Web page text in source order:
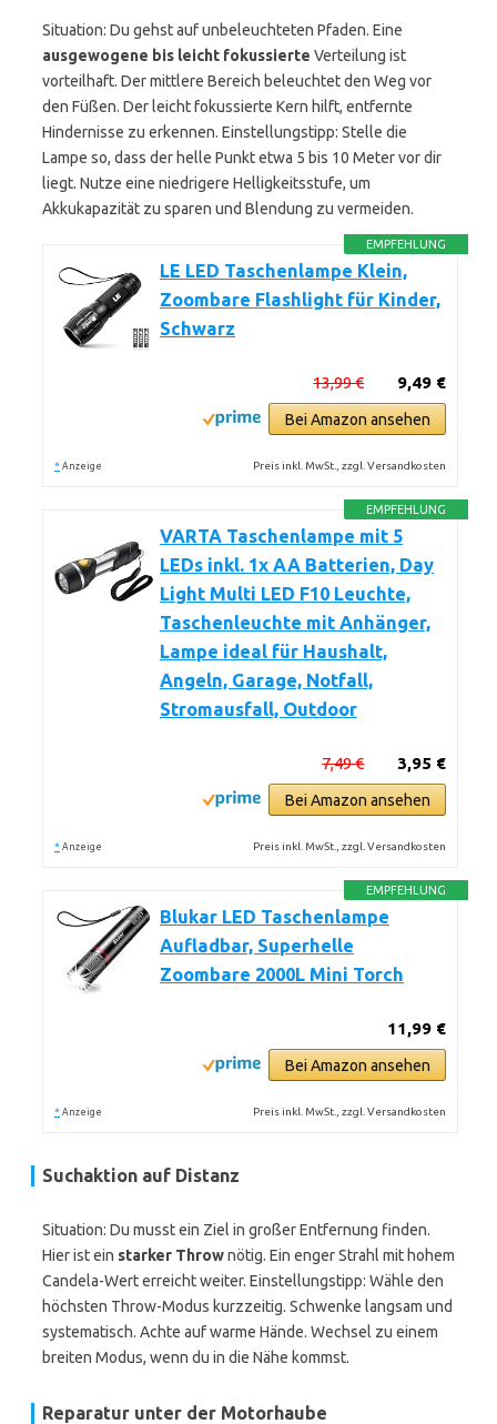
Situation: Du gehst auf unbeleuchteten Pfaden. Eine
ausgewogene bis leicht fokussierte Verteilung ist
vorteilhaft. Der mittlere Bereich beleuchtet den Weg vor
den Füßen. Der leicht fokussierte Kern hilft, entfernte
Hindernisse zu erkennen. Einstellungstipp: Stelle die
Lampe so, dass der helle Punkt etwa 5 bis 10 Meter vor dir
liegt. Nutze eine niedrigere Helligkeitsstufe, um
Akkukapazität zu sparen und Blendung zu vermeiden.
EMPFEHLUNG
LE LED Taschenlampe Klein,
Zoombare Flashlight für Kinder,
Schwarz
9,49 €
13,99 €
Bei Amazon ansehen
* Anzeige Preis inkl. MwSt., zzgl. Versandkosten
EMPFEHLUNG
VARTA Taschenlampe mit 5
LEDs inkl. 1x AA Batterien, Day
Light Multi LED F10 Leuchte,
Taschenleuchte mit Anhänger,
Lampe ideal für Haushalt,
Angeln, Garage, Notfall,
Stromausfall, Outdoor
3,95 €
7,49 €
Bei Amazon ansehen
* Anzeige Preis inkl. MwSt., zzgl. Versandkosten
EMPFEHLUNG
Blukar LED Taschenlampe
Aufladbar, Superhelle
Zoombare 2000L Mini Torch
11,99 €
Bei Amazon ansehen
* Anzeige Preis inkl. MwSt., zzgl. Versandkosten
Suchaktion auf Distanz
Situation: Du musst ein Ziel in großer Entfernung finden.
Hier ist ein starker Thrownötig. Ein enger Strahl mit hohem
Candela-Wert erreicht weiter. Einstellungstipp: Wähle den
höchsten Throw-Modus kurzzeitig. Schwenke langsam und
systematisch. Achte auf warme Hände. Wechsel zu einem
breiten Modus, wenn du in die Nähe kommst.
Reparatur unter der Motorhaube